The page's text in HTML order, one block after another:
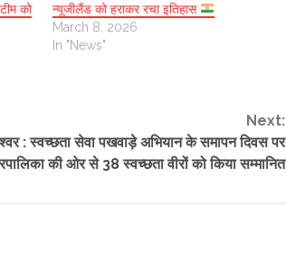
को
न्यूजीलैंड को हराकर रचा इतिहास
March 8, 2026
In "News"
Next:
: स्वच्छता सेवा पखवाड़े अभियान के समापन दिवस पर
की ओर से 38 स्वच्छता वीरों को किया सम्मानित